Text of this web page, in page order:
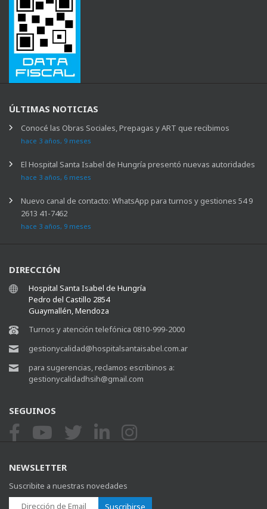
ÚLTIMAS NOTICIAS
Conocé las Obras Sociales, Prepagas y ART que recibimos
hace 3 años, 9 meses
El Hospital Santa Isabel de Hungría presentó nuevas autoridades
hace 3 años, 6 meses
Nuevo canal de contacto: WhatsApp para turnos y gestiones 54 9
2613 41-7462
hace 3 años, 9 meses
DIRECCIÓN
Hospital Santa Isabel de Hungría
Pedro del Castillo 2854
Guaymallén, Mendoza
Turnos y atención telefónica 0810-999-2000
gestionycalidad@hospitalsantaisabel.com.ar
para sugerencias, reclamos escribinos a:
gestionycalidadhsih@gmail.com
SEGUINOS
NEWSLETTER
Suscribite a nuestras novedades
Suscribirse